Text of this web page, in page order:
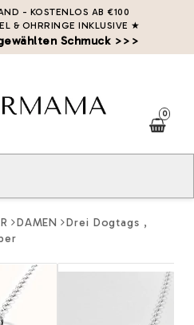
- KOSTENLOS AB €100
& OHRRINGE INKLUSIVE ★
Schmuck >>>
0
DAMEN
Drei Dogtags ,